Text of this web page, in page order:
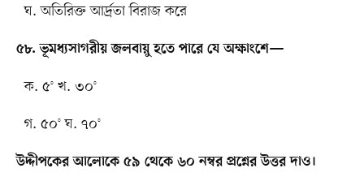
ঘ. অতিরিক্ত আর্দ্রতা বিরাজ করে
৫৮. ভূমধ্যসাগরীয় জলবায়ু হতে পারে যে অক্ষাংশে—
ক. ৫° খ. ৩০°
গ. ৫০° ঘ. ৭০°
উদ্দীপকের আলোকে ৫৯ থেকে ৬০ নম্বর প্রশ্নের উত্তর দাও।